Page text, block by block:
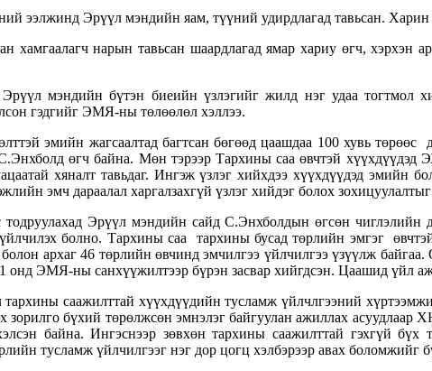
ээлжинд Эрүүл мэндийн яам, түүний удирдлагад тавьсан.
хамгаалагч нарын тавьсан шаардлагад ямар хариу өгч,
мэндийн бүтэн биеийн үзлэгийг жилд нэг удаа тогтмол
гэдгийг ЭМЯ-ны төлөөлөл хэллээ.
эмийн жагсаалтад багтсан бөгөөд цаашдаа 100 хувь
өгч байна. Мөн тэрээр Тархины саа өвчтэй
хяналт тавьдаг. Ингэж үзлэг хийхдээ хүүхдүүдэд эмийн
эмч дараалал харгалзахгүй үзлэг хийдэг болох
Эрүүл мэндийн сайд С.Энхболдын өгсөн чиглэлийн
үйлчилэх болно. Тархины саа тархины бусад төрлийн эмгэг
архаг 46 төрлийн өвчинд эмчилгээ үйлчилгээ үзүүлж
онд ЭМЯ-ны санхүүжилтээр бүрэн засвар хийгдсэн. Цаашид үйл
саажилттай хүүхдүүдийн тусламж үйлчлгээний
зорилго бүхий төрөлжсөн эмнэлэг байгуулан ажиллах
байна. Ингэснээр зөвхөн тархины саажилттай гэхгүй
тусламж үйлчилгээг нэг дор цогц хэлбэрээр авах боломжийг